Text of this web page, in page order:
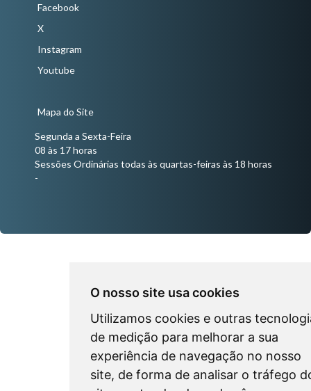
O nosso site usa cookies
Utilizamos cookies e outras
de medição para melhorar a sua
experiência de navegação no nosso
site, de forma de analisar o tráfego
Facebook
X
Instagram
Youtube
Mapa do Site
Segunda a Sexta-Feira
08 às 17 horas
Sessões Ordinárias todas às quartas-feiras às 18 horas
-